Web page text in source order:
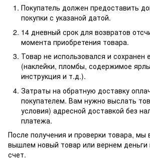
Покупатель должен предоставить
покупки с указаной датой.
14 дневный срок для возвратов
момента приобретения товара.
Товар не использовался и сохранен
(наклейки, пломбы, содержимое
инструкция и т.д.).
Затраты на обратную доставку
покупателем. Вам нужно выслать
условия) адресной доставкой без
платежа.
После получения и проверки товара, мы
вышлем новый товар или вернем деньги
счет.